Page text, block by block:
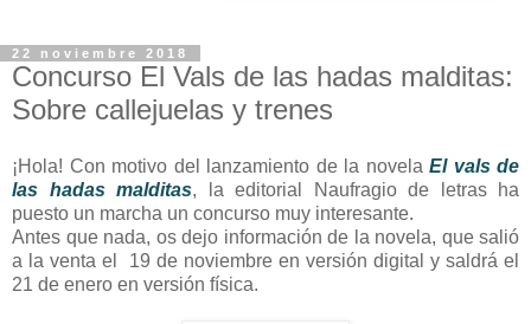
22 noviembre 2018
Concurso El Vals de las hadas malditas:
Sobre callejuelas y trenes
¡Hola! Con motivo del lanzamiento de la novela El vals de
las hadas malditas, la editorial Naufragio de letras ha
puesto un marcha un concurso muy interesante.
Antes que nada, os dejo información de la novela, que salió
a la venta el 19 de noviembre en versión digital y saldrá el
21 de enero en versión física.